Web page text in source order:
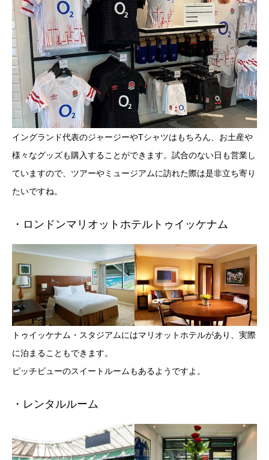
イングランド代表のジャージーやTシャツはもちろん、お土産や
様々なグッズも購入することができます。試合のない日も営業し
ていますので、ツアーやミュージアムに訪れた際は是非立ち寄り
たいですね。
・ロンドンマリオットホテルトゥイッケナム
トゥイッケナム・スタジアムにはマリオットホテルがあり、実際
に泊まることもできます。
ピッチビューのスイートルームもあるようですよ。
・レンタルルーム